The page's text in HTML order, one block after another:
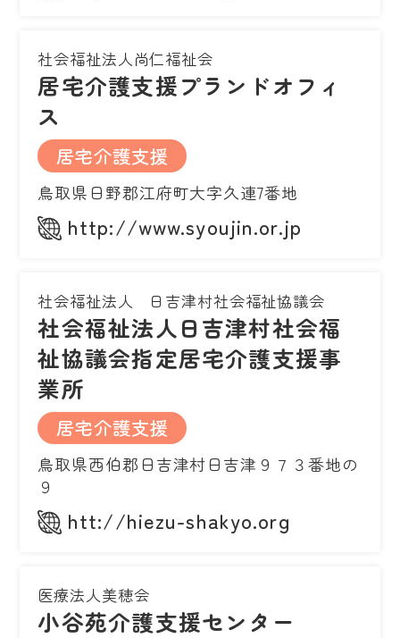
社会福祉法人尚仁福祉会
居宅介護支援プランドオフィ
ス
居宅介護支援
鳥取県日野郡江府町大字久連7番地
http://www.syoujin.or.jp
社会福祉法人 日吉津村社会福祉協議会
社会福祉法人日吉津村社会福
祉協議会指定居宅介護支援事
業所
居宅介護支援
鳥取県西伯郡日吉津村日吉津９７３番地の
９
htt://hiezu-shakyo.org
医療法人美穂会
小谷苑介護支援センター